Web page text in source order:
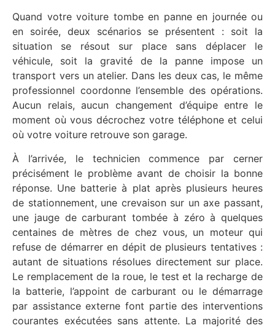
Quand votre voiture tombe en panne en journée ou
en soirée, deux scénarios se présentent : soit la
situation se résout sur place sans déplacer le
véhicule, soit la gravité de la panne impose un
transport vers un atelier. Dans les deux cas, le même
professionnel coordonne l’ensemble des opérations.
Aucun relais, aucun changement d’équipe entre le
moment où vous décrochez votre téléphone et celui
où votre voiture retrouve son garage.
À l’arrivée, le technicien commence par cerner
précisément le problème avant de choisir la bonne
réponse. Une batterie à plat après plusieurs heures
de stationnement, une crevaison sur un axe passant,
une jauge de carburant tombée à zéro à quelques
centaines de mètres de chez vous, un moteur qui
refuse de démarrer en dépit de plusieurs tentatives :
autant de situations résolues directement sur place.
Le remplacement de la roue, le test et la recharge de
la batterie, l’appoint de carburant ou le démarrage
par assistance externe font partie des interventions
courantes exécutées sans attente. La majorité des